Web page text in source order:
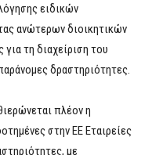
ειδικών
ανώτερων διοικητικών
τη διαχείριση του
δραστηριότητες.
πλέον η
στην ΕΕ Εταιρείες
με